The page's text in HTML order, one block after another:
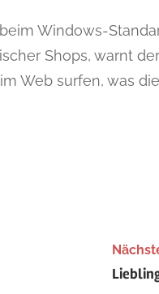
Windows-
Shops, warnt
Web surfen, was